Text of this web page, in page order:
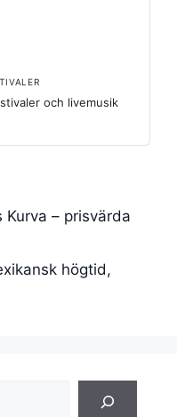
och livemusik
Kurva – prisvärda
högtid,